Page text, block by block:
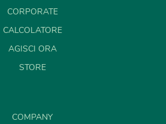
CORPORATE
CALCOLATORE
AGISCI ORA
STORE
COMPANY